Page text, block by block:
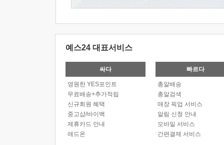
예스24 대표서비스
싸다
영원한 YES포인트
무료배송+추가적립
신규회원 혜택
중고샵/바이백
제휴카드 안내
애드온
빠르다
총알배송
총알검색
매장 픽업 서비스
알림 신청 안내
모바일 서비스
간편결제 서비스